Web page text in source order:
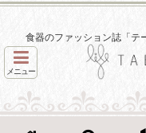
食器のファッション誌「テ
メニュー